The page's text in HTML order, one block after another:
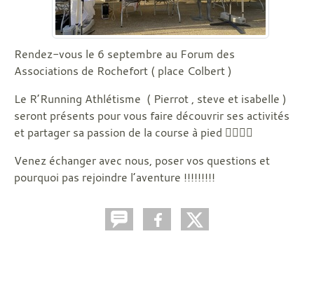
Rendez-vous le 6 septembre au Forum des
Associations de Rochefort ( place Colbert )
Le R’Running Athlétisme ( Pierrot , steve et isabelle )
seront présents pour vous faire découvrir ses activités
et partager sa passion de la course à pied 🏃‍♀️🏃‍♂️
Venez échanger avec nous, poser vos questions et
pourquoi pas rejoindre l’aventure !!!!!!!!!